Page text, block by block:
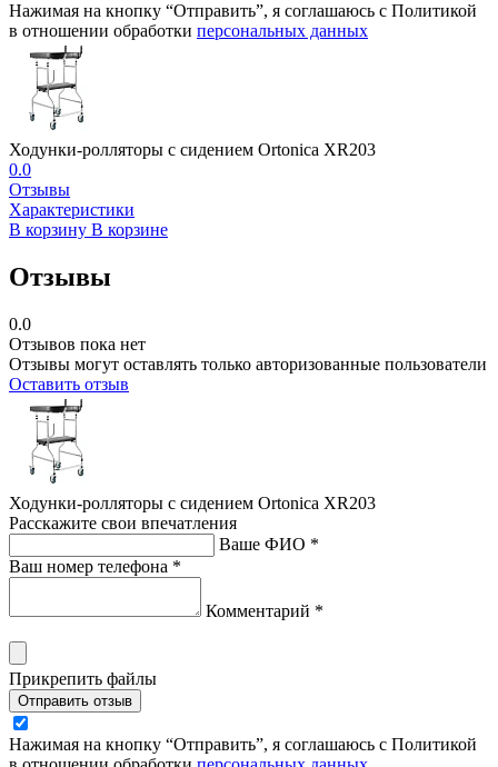
Нажимая на кнопку “Отправить”, я соглашаюсь с Политикой
в отношении обработки персональных данных
Ходунки-ролляторы с сидением Ortonica XR203
0.0
Отзывы
Характеристики
В корзину В корзине
Отзывы
0.0
Отзывов пока нет
Отзывы могут оставлять только авторизованные пользователи
Оставить отзыв
Ходунки-ролляторы с сидением Ortonica XR203
Расскажите свои впечатления
Ваше ФИО *
Ваш номер телефона *
Комментарий *
Прикрепить файлы
Отправить отзыв
Нажимая на кнопку “Отправить”, я соглашаюсь с Политикой